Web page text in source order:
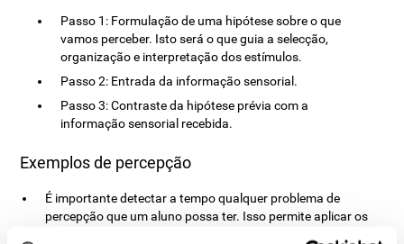
Passo 1: Formulação de uma hipótese sobre o que
vamos perceber. Isto será o que guia a selecção,
organização e interpretação dos estímulos.
Passo 2: Entrada da informação sensorial.
Passo 3: Contraste da hipótese prévia com a
informação sensorial recebida.
Exemplos de percepção
É importante detectar a tempo qualquer problema de
percepção que um aluno possa ter. Isso permite aplicar os